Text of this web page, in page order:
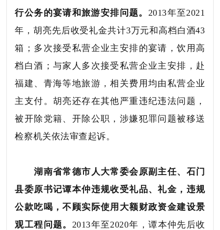
行公务的宴请和旅游安排问题。 2013年至2021
年，胡亮先后收受礼金共计3万元和高档白酒43
箱；多次接受私营企业主安排的宴请，饮用高
档白酒；与家人多次接受私营企业主安排，赴
福建、青海等地旅游，相关费用均由私营企业
主支付。胡亮还存在其他严重违纪违法问题，
被开除党籍、开除公职，涉嫌犯罪问题被移送
检察机关依法审查起诉。
湖南省常德市人大常委会原副主任、石门
县委原书记谭本仲违规收受礼品、礼金，违规
公款吃喝，不顾实际使用大额财政资金建设景
观工程问题。 2013年至2020年，谭本仲先后收